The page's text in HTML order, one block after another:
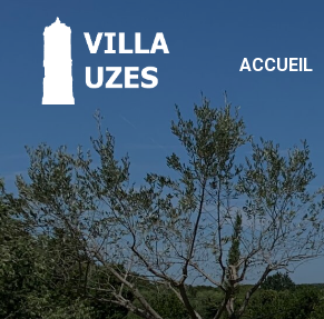
ACCUEIL